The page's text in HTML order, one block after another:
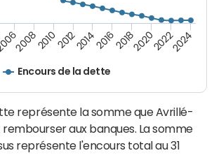
Encours de la dette
200820102012201420162018202020222024
représente la somme que Avrillé-
rembourser aux banques. La somme
représente l'encours total au 31